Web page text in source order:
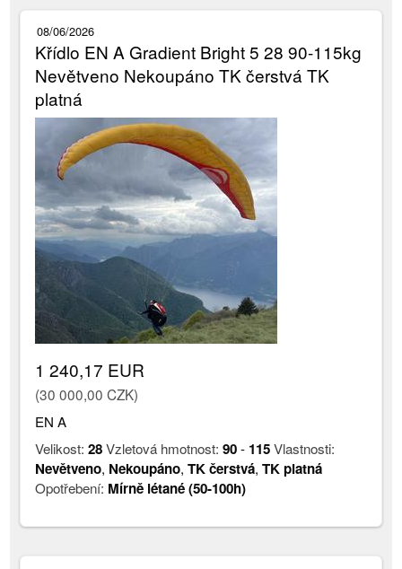
08/06/2026
Křídlo EN A Gradient Bright 5 28 90-115kg
Nevětveno Nekoupáno TK čerstvá TK
platná
1 240,17 EUR
(30 000,00 CZK)
EN A
Velikost:28Vzletová hmotnost:90- 115Vlastnosti:
Nevětveno, Nekoupáno,TK čerstvá,TK platná
Opotřebení: Mírně létané (50-100h)